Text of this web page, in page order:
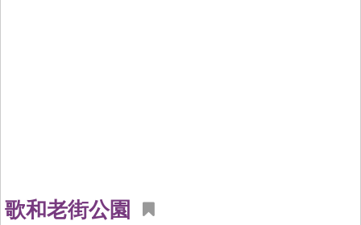
歌和老街公園